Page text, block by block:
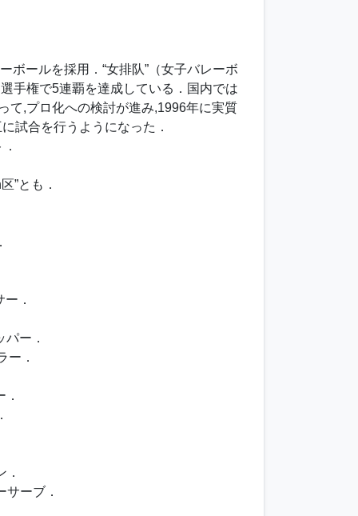
ールを採用．“女排队”（女子バレーボ
手権で5連覇を達成している．国内では
て,プロ化への検討が進み,1996年に実質
試合を行うようになった．
”とも．
．
ー．
ー．
サーブ．